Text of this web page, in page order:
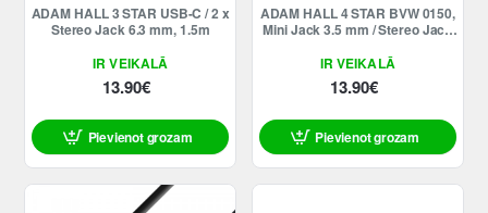
Jaunums
IR VEIKALĀ
ADAM HALL 3 STAR USB-C / 2 x
Stereo Jack 6.3 mm, 1.5m
13.90€
Pievienot grozam
IR VEIKALĀ
ADAM HALL 4 STAR BVW 0150,
Mini Jack 3.5 mm / Stereo Jack
13.90€
Pievienot grozam